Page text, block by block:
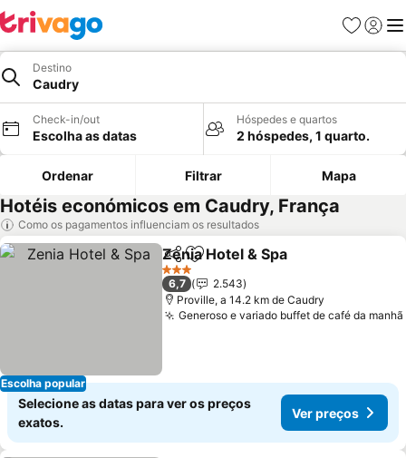
Favoritos
Iniciar
Destino
Caudry
Check-in/out
Escolha as datas
Hóspedes e quartos
2 hóspedes, 1 quarto.
Ordenar Filtrar Mapa
Hotéis económicos em Caudry, França
Como os pagamentos influenciam os resultados
Escolha popular
PartilharAdicionar aos favoritos
Zenia Hotel & Spa
3 Estrelas
6,7
2.543
Proville, a 14.2 km de Caudry
Generoso e variado buffet de café da manhã
Selecione as datas para ver os preços
exatos.
Ver preços